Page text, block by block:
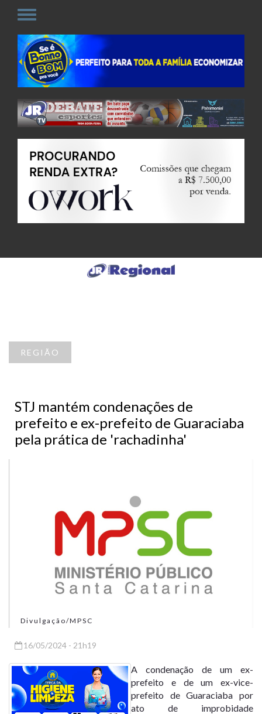
REGIÃO
STJ mantém condenações de
prefeito e ex-prefeito de Guaraciaba
pela prática de 'rachadinha'
Divulgação/MPSC
16/05/2024 - 21h19
A condenação de um ex-
prefeito e de um ex-vice-
prefeito de Guaraciaba por
ato de improbidade